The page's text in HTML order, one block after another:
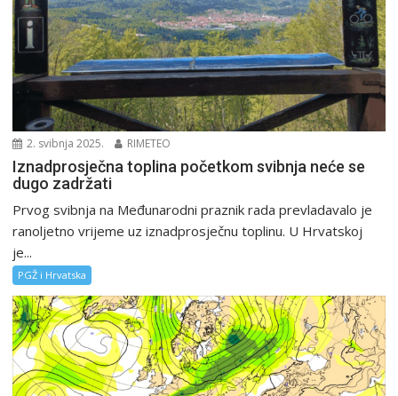
2. svibnja 2025. RIMETEO
Iznadprosječna toplina početkom svibnja neće se
dugo zadržati
Prvog svibnja na Međunarodni praznik rada prevladavalo je
ranoljetno vrijeme uz iznadprosječnu toplinu. U Hrvatskoj
je...
PGŽ i Hrvatska